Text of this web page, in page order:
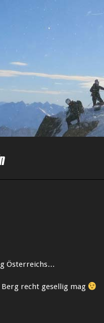
Österreichs…
Berg recht gesellig mag